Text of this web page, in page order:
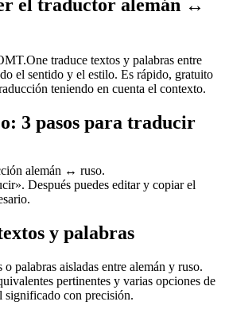
el traductor alemán ↔
traduce textos y palabras entre
el sentido y el estilo. Es rápido, gratuito
teniendo en cuenta el contexto.
3 pasos para traducir
alemán ↔ ruso.
Después puedes editar y copiar el
y palabras
palabras aisladas entre alemán y ruso.
pertinentes y varias opciones de
significado con precisión.